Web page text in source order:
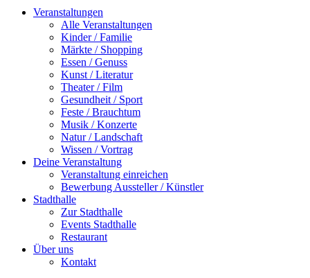
Veranstaltungen
Alle Veranstaltungen
Kinder / Familie
Märkte / Shopping
Essen / Genuss
Kunst / Literatur
Theater / Film
Gesundheit / Sport
Feste / Brauchtum
Musik / Konzerte
Natur / Landschaft
Wissen / Vortrag
Deine Veranstaltung
Veranstaltung einreichen
Bewerbung Aussteller / Künstler
Stadthalle
Zur Stadthalle
Events Stadthalle
Restaurant
Über uns
Kontakt